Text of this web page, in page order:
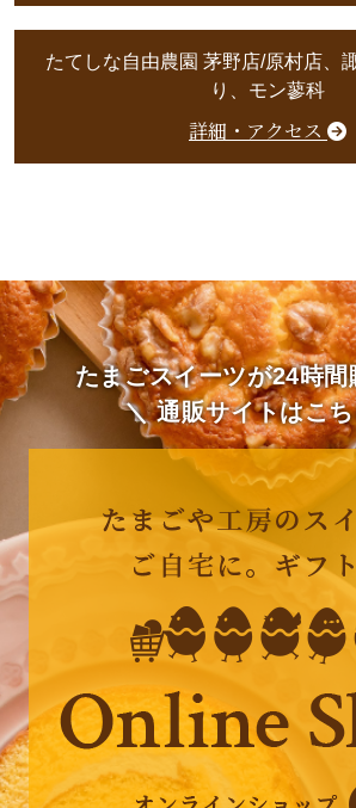
たてしな自由農園 茅野店/原村店、
り、モン蓼科
詳細・アクセス
たまごスイーツが24時
＼ 通販サイトはこ